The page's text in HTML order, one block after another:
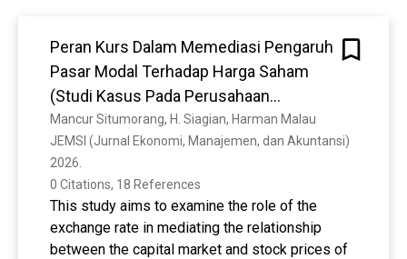
Peran Kurs Dalam Memediasi Pengaruh
Pasar Modal Terhadap Harga Saham
(Studi Kasus Pada Perusahaan
Pertambangan yang Terdaftar di Bursa
Efek Indonesia Tahun 2021-2024)
Mancur Situmorang, H. Siagian, Harman Malau
JEMSI (Jurnal Ekonomi, Manajemen, dan Akuntansi)
2026.
0 Citations, 18 References
This study aims to examine the role of the
exchange rate in mediating the relationship
between the capital market and stock prices of